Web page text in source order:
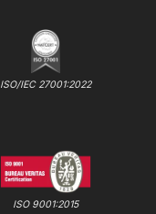
ISO/IEC 27001:2022
ISO 9001:2015